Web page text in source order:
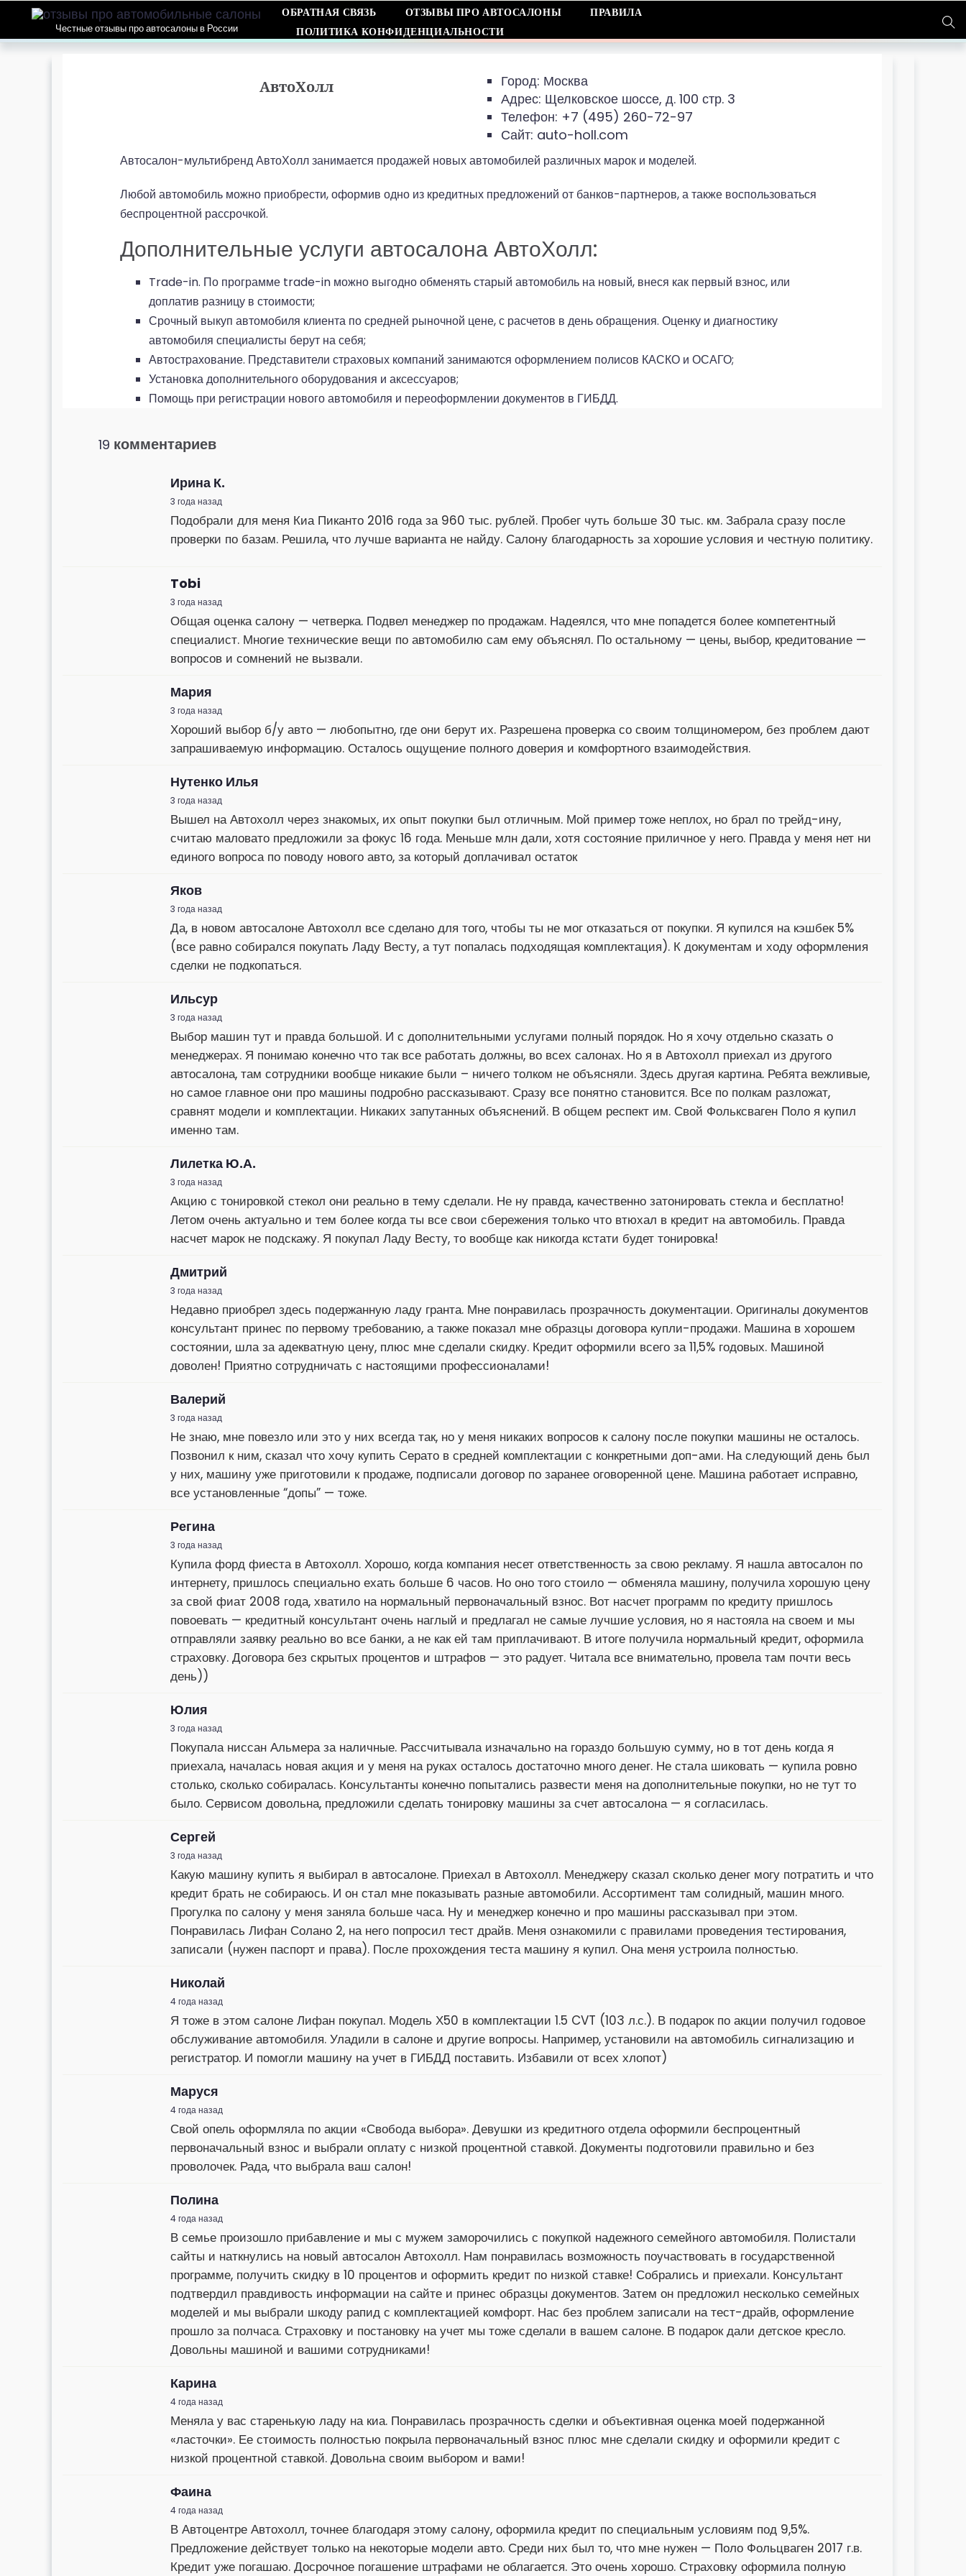
Честные отзывы про автосалоны в России
ОБРАТНАЯ СВЯЗЬ ОТЗЫВЫ ПРО АВТОСАЛОНЫ
ПРАВИЛА
ПОЛИТИКА КОНФИДЕНЦИАЛЬНОСТИ
АвтоХолл
Город: Москва
Адрес: Щелковское шоссе, д. 100 стр. 3
Телефон: +7 (495) 260-72-97
Сайт: auto-holl.com
Автосалон-мультибренд АвтоХолл занимается продажей новых автомобилей различных марок и моделей.
Любой автомобиль можно приобрести, оформив одно из кредитных предложений от банков-партнеров, а также воспользоваться
беспроцентной рассрочкой.
Дополнительные услуги автосалона АвтоХолл:
Trade-in. По программе trade-in можно выгодно обменять старый автомобиль на новый, внеся как первый взнос, или
доплатив разницу в стоимости;
Срочный выкуп автомобиля клиента по средней рыночной цене, с расчетов в день обращения. Оценку и диагностику
автомобиля специалисты берут на себя;
Автострахование. Представители страховых компаний занимаются оформлением полисов КАСКО и ОСАГО;
Установка дополнительного оборудования и аксессуаров;
Помощь при регистрации нового автомобиля и переоформлении документов в ГИБДД.
19 комментариев
Ирина К.
3 года назад
Подобрали для меня Киа Пиканто 2016 года за 960 тыс. рублей. Пробег чуть больше 30 тыс. км. Забрала сразу после
проверки по базам. Решила, что лучше варианта не найду. Салону благодарность за хорошие условия и честную политику.
Tobi
3 года назад
Общая оценка салону — четверка. Подвел менеджер по продажам. Надеялся, что мне попадется более компетентный
специалист. Многие технические вещи по автомобилю сам ему объяснял. По остальному — цены, выбор, кредитование —
вопросов и сомнений не вызвали.
Мария
3 года назад
Хороший выбор б/у авто — любопытно, где они берут их. Разрешена проверка со своим толщиномером, без проблем дают
запрашиваемую информацию. Осталось ощущение полного доверия и комфортного взаимодействия.
Нутенко Илья
3 года назад
Вышел на Автохолл через знакомых, их опыт покупки был отличным. Мой пример тоже неплох, но брал по трейд-ину,
считаю маловато предложили за фокус 16 года. Меньше млн дали, хотя состояние приличное у него. Правда у меня нет ни
единого вопроса по поводу нового авто, за который доплачивал остаток
Яков
3 года назад
Да, в новом автосалоне Автохолл все сделано для того, чтобы ты не мог отказаться от покупки. Я купился на кэшбек 5%
(все равно собирался покупать Ладу Весту, а тут попалась подходящая комплектация). К документам и ходу оформления
сделки не подкопаться.
Ильсур
3 года назад
Выбор машин тут и правда большой. И с дополнительными услугами полный порядок. Но я хочу отдельно сказать о
менеджерах. Я понимаю конечно что так все работать должны, во всех салонах. Но я в Автохолл приехал из другого
автосалона, там сотрудники вообще никакие были – ничего толком не объясняли. Здесь другая картина. Ребята вежливые,
но самое главное они про машины подробно рассказывают. Сразу все понятно становится. Все по полкам разложат,
сравнят модели и комплектации. Никаких запутанных объяснений. В общем респект им. Свой Фольксваген Поло я купил
именно там.
Лилетка Ю.А.
3 года назад
Акцию с тонировкой стекол они реально в тему сделали. Не ну правда, качественно затонировать стекла и бесплатно!
Летом очень актуально и тем более когда ты все свои сбережения только что втюхал в кредит на автомобиль. Правда
насчет марок не подскажу. Я покупал Ладу Весту, то вообще как никогда кстати будет тонировка!
Дмитрий
3 года назад
Недавно приобрел здесь подержанную ладу гранта. Мне понравилась прозрачность документации. Оригиналы документов
консультант принес по первому требованию, а также показал мне образцы договора купли-продажи. Машина в хорошем
состоянии, шла за адекватную цену, плюс мне сделали скидку. Кредит оформили всего за 11,5% годовых. Машиной
доволен! Приятно сотрудничать с настоящими профессионалами!
Валерий
3 года назад
Не знаю, мне повезло или это у них всегда так, но у меня никаких вопросов к салону после покупки машины не осталось.
Позвонил к ним, сказал что хочу купить Серато в средней комплектации с конкретными доп-ами. На следующий день был
у них, машину уже приготовили к продаже, подписали договор по заранее оговоренной цене. Машина работает исправно,
все установленные “допы” — тоже.
Регина
3 года назад
Купила форд фиеста в Автохолл. Хорошо, когда компания несет ответственность за свою рекламу. Я нашла автосалон по
интернету, пришлось специально ехать больше 6 часов. Но оно того стоило — обменяла машину, получила хорошую цену
за свой фиат 2008 года, хватило на нормальный первоначальный взнос. Вот насчет программ по кредиту пришлось
повоевать — кредитный консультант очень наглый и предлагал не самые лучшие условия, но я настояла на своем и мы
отправляли заявку реально во все банки, а не как ей там приплачивают. В итоге получила нормальный кредит, оформила
страховку. Договора без скрытых процентов и штрафов — это радует. Читала все внимательно, провела там почти весь
день))
Юлия
3 года назад
Покупала ниссан Альмера за наличные. Рассчитывала изначально на гораздо большую сумму, но в тот день когда я
приехала, началась новая акция и у меня на руках осталось достаточно много денег. Не стала шиковать — купила ровно
столько, сколько собиралась. Консультанты конечно попытались развести меня на дополнительные покупки, но не тут то
было. Сервисом довольна, предложили сделать тонировку машины за счет автосалона — я согласилась.
Сергей
3 года назад
Какую машину купить я выбирал в автосалоне. Приехал в Автохолл. Менеджеру сказал сколько денег могу потратить и что
кредит брать не собираюсь. И он стал мне показывать разные автомобили. Ассортимент там солидный, машин много.
Прогулка по салону у меня заняла больше часа. Ну и менеджер конечно и про машины рассказывал при этом.
Понравилась Лифан Солано 2, на него попросил тест драйв. Меня ознакомили с правилами проведения тестирования,
записали (нужен паспорт и права). После прохождения теста машину я купил. Она меня устроила полностью.
Николай
4 года назад
Я тоже в этом салоне Лифан покупал. Модель Х50 в комплектации 1.5 CVT (103 л.с.). В подарок по акции получил годовое
обслуживание автомобиля. Уладили в салоне и другие вопросы. Например, установили на автомобиль сигнализацию и
регистратор. И помогли машину на учет в ГИБДД поставить. Избавили от всех хлопот)
Маруся
4 года назад
Свой опель оформляла по акции «Свобода выбора». Девушки из кредитного отдела оформили беспроцентный
первоначальный взнос и выбрали оплату с низкой процентной ставкой. Документы подготовили правильно и без
проволочек. Рада, что выбрала ваш салон!
Полина
4 года назад
В семье произошло прибавление и мы с мужем заморочились с покупкой надежного семейного автомобиля. Полистали
сайты и наткнулись на новый автосалон Автохолл. Нам понравилась возможность поучаствовать в государственной
программе, получить скидку в 10 процентов и оформить кредит по низкой ставке! Собрались и приехали. Консультант
подтвердил правдивость информации на сайте и принес образцы документов. Затем он предложил несколько семейных
моделей и мы выбрали шкоду рапид с комплектацией комфорт. Нас без проблем записали на тест-драйв, оформление
прошло за полчаса. Страховку и постановку на учет мы тоже сделали в вашем салоне. В подарок дали детское кресло.
Довольны машиной и вашими сотрудниками!
Карина
4 года назад
Меняла у вас старенькую ладу на киа. Понравилась прозрачность сделки и объективная оценка моей подержанной
«ласточки». Ее стоимость полностью покрыла первоначальный взнос плюс мне сделали скидку и оформили кредит с
низкой процентной ставкой. Довольна своим выбором и вами!
Фаина
4 года назад
В Автоцентре Автохолл, точнее благодаря этому салону, оформила кредит по специальным условиям под 9,5%.
Предложение действует только на некоторые модели авто. Среди них был то, что мне нужен — Поло Фольцваген 2017 г.в.
Кредит уже погашаю. Досрочное погашение штрафами не облагается. Это очень хорошо. Страховку оформила полную